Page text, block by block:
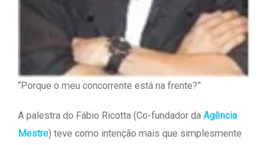
“Porque o meu concorrente está na frente?”
A palestra do Fábio Ricotta (Co-fundador da Agência
Mestre) teve como intenção mais que simplesmente